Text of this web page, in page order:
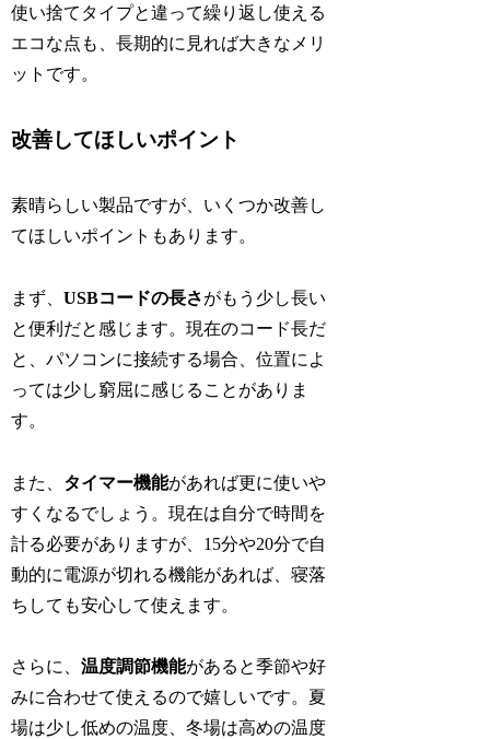
使い捨てタイプと違って繰り返し使える
エコな点も、長期的に見れば大きなメリ
ットです。
改善してほしいポイント
素晴らしい製品ですが、いくつか改善し
てほしいポイントもあります。
まず、USBコードの長さがもう少し長い
と便利だと感じます。現在のコード長だ
と、パソコンに接続する場合、位置によ
っては少し窮屈に感じることがありま
す。
また、 タイマー機能があれば更に使いや
すくなるでしょう。現在は自分で時間を
計る必要がありますが、15分や20分で自
動的に電源が切れる機能があれば、寝落
ちしても安心して使えます。
さらに、温度調節機能があると季節や好
みに合わせて使えるので嬉しいです。夏
場は少し低めの温度、冬場は高めの温度